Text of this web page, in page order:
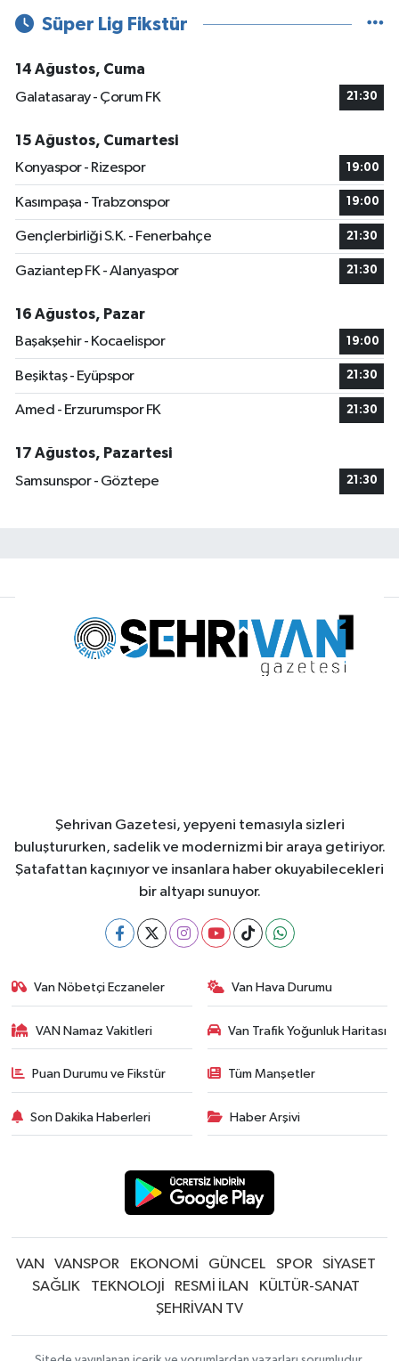
Süper Lig Fikstür
14 Ağustos, Cuma
Galatasaray - Çorum FK
21:30
15 Ağustos, Cumartesi
Konyaspor - Rizespor
19:00
Kasımpaşa - Trabzonspor 19:00
Gençlerbirliği S.K. - Fenerbahçe 21:30
Gaziantep FK - Alanyaspor 21:30
16 Ağustos, Pazar
Başakşehir - Kocaelispor
19:00
Beşiktaş - Eyüpspor 21:30
Amed - Erzurumspor FK 21:30
17 Ağustos, Pazartesi
Samsunspor - Göztepe
21:30
Şehrivan Gazetesi, yepyeni temasıyla sizleri
buluştururken, sadelik ve modernizmi bir araya getiriyor.
Şatafattan kaçınıyor ve insanlara haber okuyabilecekleri
bir altyapı sunuyor.
Van Nöbetçi Eczaneler Van Hava Durumu
VAN Namaz Vakitleri Van Trafik Yoğunluk Haritası
Puan Durumu ve Fikstür Tüm Manşetler
Son Dakika Haberleri Haber Arşivi
VAN VANSPOR EKONOMİ GÜNCEL SPOR
SİYASET
SAĞLIK
TEKNOLOJİ RESMİ İLAN
KÜLTÜR-SANAT
ŞEHRİVAN TV